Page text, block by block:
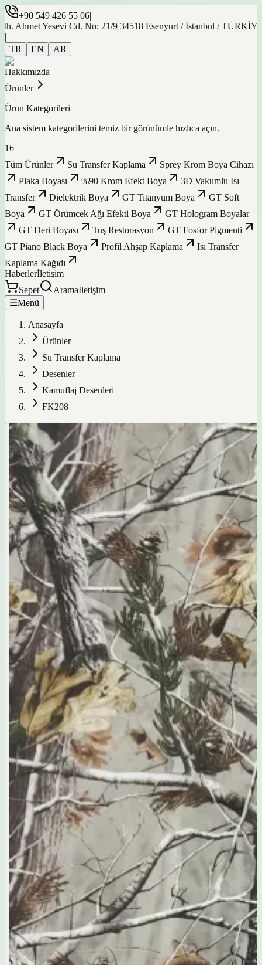
+90 549 426 55 06|
Yesevi Cd. No: 21/9 34518 Esenyurt / İstanbul / TÜRKİYE
|
TR
EN AR
Hakkımızda
Ürünler
Ürün Kategorileri
Ana sistem kategorilerini temiz bir görünümle hızlıca açın.
16
Tüm Ürünler
Su Transfer Kaplama
Sprey Krom Boya Cihazı
Plaka Boyası
%90 Krom Efekt Boya
3D Vakumlu Isı
Transfer
Dielektrik Boya GT Titanyum Boya
GT Soft
Boya
GT Örümcek Ağı Efekti Boya
GT Hologram Boyalar
GT Deri Boyası
Tuş Restorasyon
GT Fosfor Pigmenti
GT Piano Black Boya
Profil Ahşap Kaplama
Isı Transfer
Kaplama Kağıdı
Haberlerİletişim
Sepet
Aramaİletişim
☰Menü
Anasayfa
Ürünler
Su Transfer Kaplama
Desenler
Kamuflaj Desenleri
FK208